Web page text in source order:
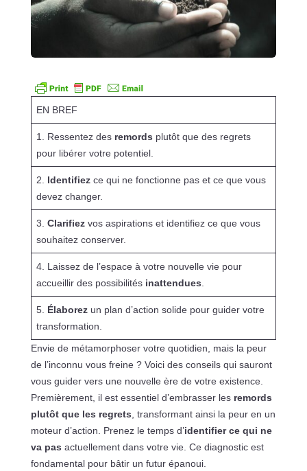
EN BREF
1. Ressentez des remords plutôt que des regrets
pour libérer votre potentiel.
2. Identifiezce qui ne fonctionne pas et ce que vous
devez changer.
3. Clarifiezvos aspirations et identifiez ce que vous
souhaitez conserver.
4. Laissez de l’espace à votre nouvelle vie pour
accueillir des possibilités inattendues
5. Élaborezun plan d’action solide pour guider votre
transformation.
Envie de métamorphoser votre quotidien, mais la peur
de l’inconnu vous freine ? Voici des conseils qui sauront
vous guider vers une nouvelle ère de votre existence.
Premièrement, il est essentiel d’embrasser les remords
plutôt que les regrets , transformant ainsi la peur en un
moteur d’action. Prenez le temps d’identifier ce qui ne
va pas actuellement dans votre vie. Ce diagnostic est
fondamental pour bâtir un futur épanoui.